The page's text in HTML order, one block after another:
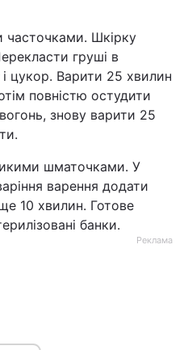
часточками. Шкірку
груші в
цукор. Варити 25 хвилин
повністю остудити
знову варити 25
шматочками. У
варення додати
10 хвилин. Готове
банки.
Реклама